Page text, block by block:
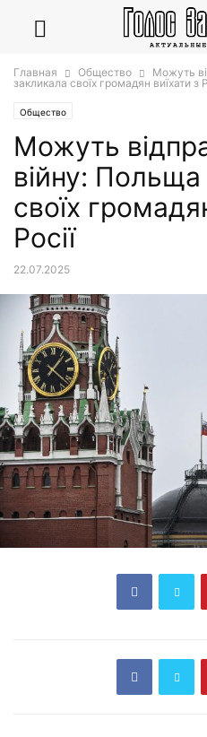
Главная Общество
Можуть
закликала своїх громадян виїхати з
Общество
Можуть
війну: Польща
своїх
Росії
22.07.2025